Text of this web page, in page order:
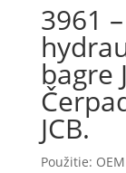
3961
bagre
JCB.
Použitie: